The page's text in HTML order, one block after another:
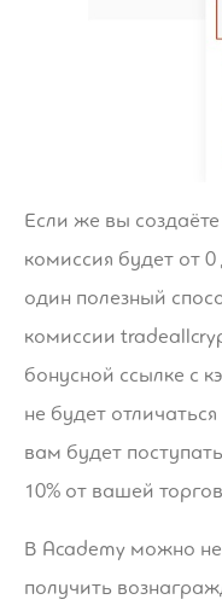
Если же вы
комиссия будет от
один полезный
комиссии
бонусной ссылке с
не будет
вам будет
10% от вашей
В Academy можно
получить